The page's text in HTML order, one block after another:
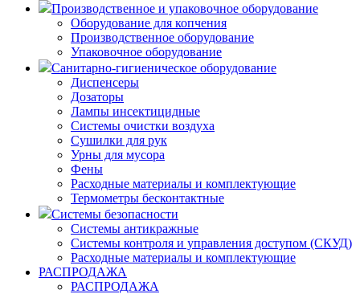
Производственное и упаковочное оборудование
Оборудование для копчения
Производственное оборудование
Упаковочное оборудование
Санитарно-гигиеническое оборудование
Диспенсеры
Дозаторы
Лампы инсектицидные
Системы очистки воздуха
Сушилки для рук
Урны для мусора
Фены
Расходные материалы и комплектующие
Термометры бесконтактные
Системы безопасности
Системы антикражные
Системы контроля и управления доступом (СКУД)
Расходные материалы и комплектующие
РАСПРОДАЖА
РАСПРОДАЖА